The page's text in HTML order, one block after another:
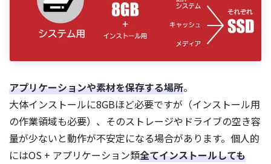
アプリケーションや素材を保存する場所。
大体インストールに8GBほど必要ですが（インストール用
の作業領域も必要）、そのストレージやドライブの空き容
量が少ないと動作が不安定になる場合があります。個人的
にはOS + アプリケーション類全てインストールしても